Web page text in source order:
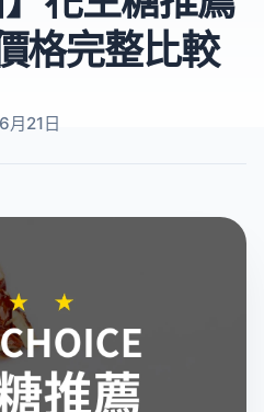
格完整比較
月21日